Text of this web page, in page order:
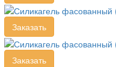
Заказать
Заказать